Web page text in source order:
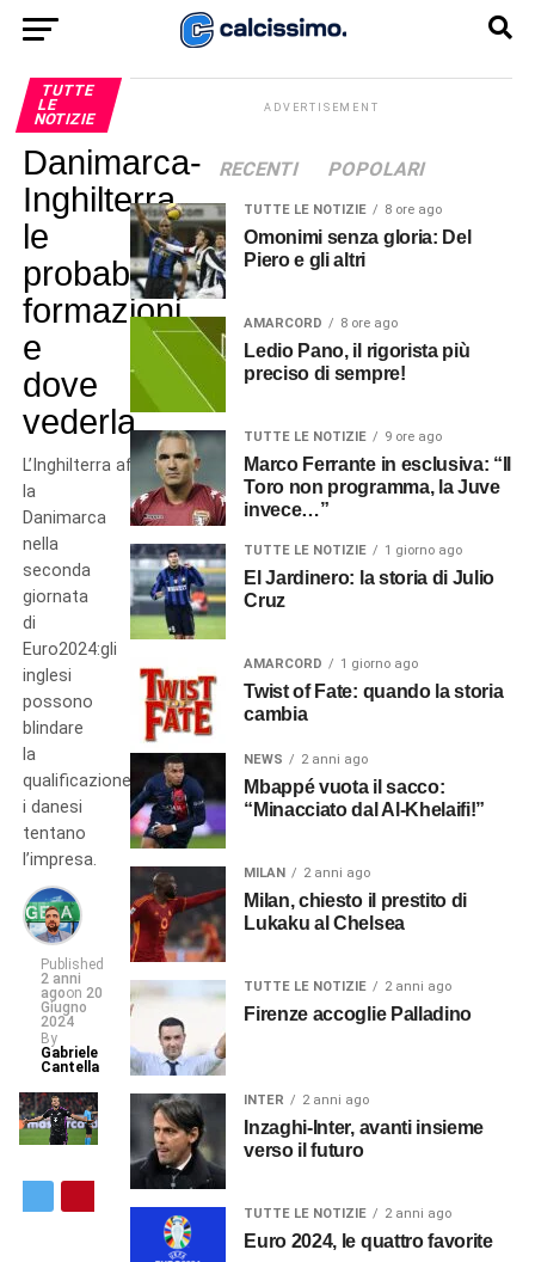
TUTTE
LE
NOTIZIE
Danimarca-
Inghilterra,
le
probabili
formazioni
e
dove
vederla
L’Inghilterra affronta
la
Danimarca
nella
seconda
giornata
di
Euro2024:gli
inglesi
possono
blindare
la
qualificazione,
i danesi
tentano
l’impresa.
Published
2 anni
agoon 20
Giugno
2024
By
Gabriele
Cantella
ADVERTISEMENT
RECENTI POPOLARI
TUTTE LE NOTIZIE 8 ore ago
Omonimi senza gloria: Del
Piero e gli altri
AMARCORD 8 ore ago
Ledio Pano, il rigorista più
preciso di sempre!
TUTTE LE NOTIZIE 9 ore ago
Marco Ferrante in esclusiva: “Il
Toro non programma, la Juve
invece…”
TUTTE LE NOTIZIE 1 giorno ago
El Jardinero: la storia di Julio
Cruz
AMARCORD 1 giorno ago
Twist of Fate: quando la storia
cambia
NEWS 2 anni ago
Mbappé vuota il sacco:
“Minacciato dal Al-Khelaifi!”
MILAN 2 anni ago
Milan, chiesto il prestito di
Lukaku al Chelsea
TUTTE LE NOTIZIE 2 anni ago
Firenze accoglie Palladino
INTER 2 anni ago
Inzaghi-Inter, avanti insieme
verso il futuro
TUTTE LE NOTIZIE 2 anni ago
Euro 2024, le quattro favorite